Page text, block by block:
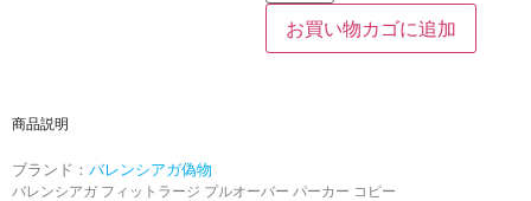
お買い物カゴに追加
商品説明
ブランド： バレンシアガ偽物
バレンシアガ フィットラージ プルオーバー パーカー コピー